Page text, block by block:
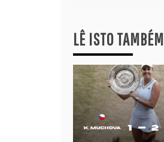
artigos
LÊ ISTO TAMBÉM